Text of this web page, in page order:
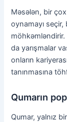
Məsələn, bir
oynamayı
möhkəmləndirir.
da yarışmalar
onların
tanınmasına
Qumarın
Qumar, yalnız